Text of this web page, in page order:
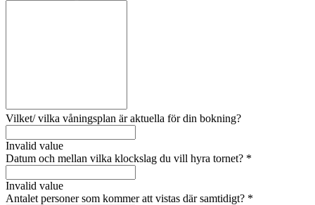
Vilket/ vilka våningsplan är aktuella för din bokning?
Invalid value
Datum och mellan vilka klockslag du vill hyra tornet? *
Invalid value
Antalet personer som kommer att vistas där samtidigt? *